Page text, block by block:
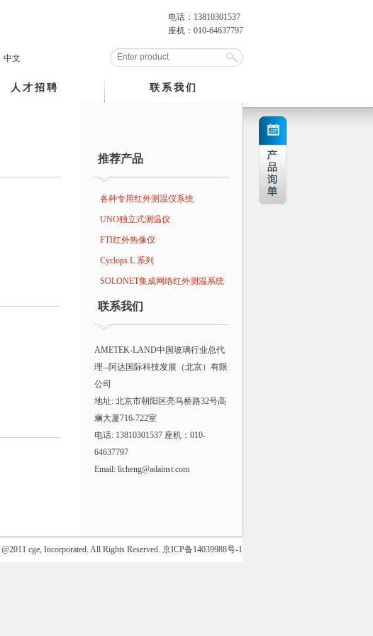
电话：13810301537
座机：010-64637797
中文
人才招聘 联系我们
推荐产品
各种专用红外测温仪系统
UNO独立式测温仪
FTI红外热像仪
Cyclops L 系列
SOLONET集成网络红外测温系统
联系我们
AMETEK-LAND中国玻璃行业总代
理--阿达国际科技发展（北京）有限
公司
地址: 北京市朝阳区亮马桥路32号高
斓大厦716-722室
电话: 13810301537 座机：010-
64637797
Email: licheng@adainst.com
| @2011 cge, Incorporated. All Rights Reserved. 京ICP备14039988号-1